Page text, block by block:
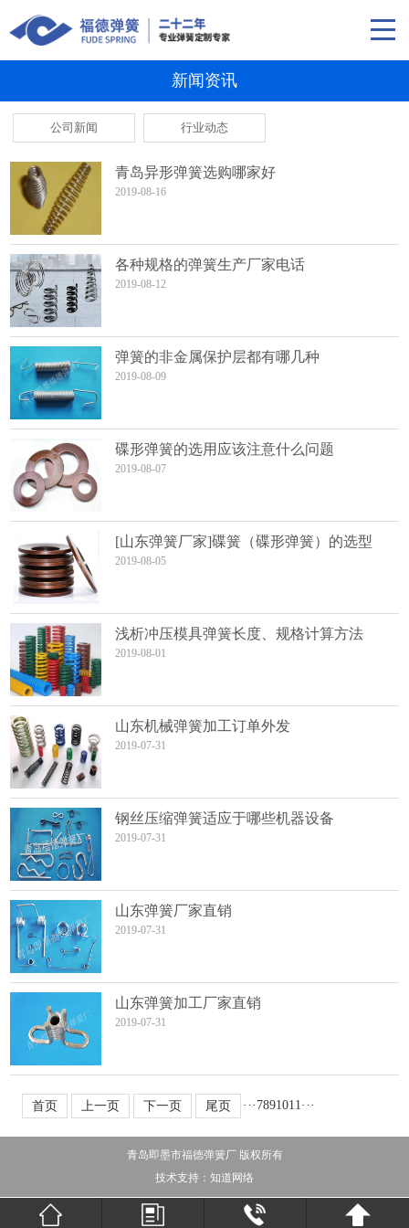
新闻资讯
公司新闻 行业动态
青岛异形弹簧选购哪家好
2019-08-16
各种规格的弹簧生产厂家电话
2019-08-12
弹簧的非金属保护层都有哪几种
2019-08-09
碟形弹簧的选用应该注意什么问题
2019-08-07
[山东弹簧厂家]碟簧（碟形弹簧）的选型
2019-08-05
浅析冲压模具弹簧长度、规格计算方法
2019-08-01
山东机械弹簧加工订单外发
2019-07-31
钢丝压缩弹簧适应于哪些机器设备
2019-07-31
山东弹簧厂家直销
2019-07-31
山东弹簧加工厂家直销
2019-07-31
首页 上一页 ··· 7891011···
下一页 尾页
青岛即墨市福德弹簧厂 版权所有
技术支持： 知道网络